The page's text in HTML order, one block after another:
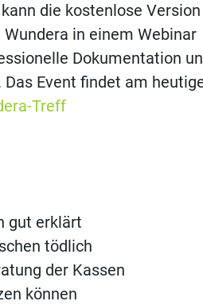
die kostenlose
in einem Webinar
Dokumentation
Event findet am
Treff
gut erklärt
tödlich
der Kassen
können